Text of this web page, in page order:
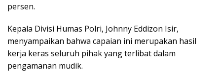
persen.
Kepala Divisi Humas Polri, Johnny Eddizon Isir,
menyampaikan bahwa capaian ini merupakan hasil
kerja keras seluruh pihak yang terlibat dalam
pengamanan mudik.